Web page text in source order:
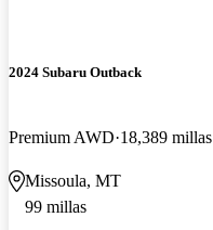
2024 Subaru Outback
Premium AWD 18,389 millas
Missoula, MT
99 millas